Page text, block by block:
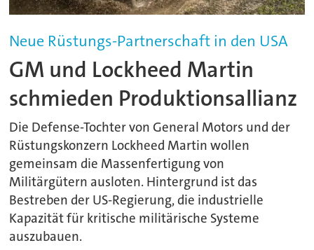
Neue Rüstungs-Partnerschaft in den USA
GM und Lockheed Martin
schmieden Produktionsallianz
Die Defense-Tochter von General Motors und der
Rüstungskonzern Lockheed Martin wollen
gemeinsam die Massenfertigung von
Militärgütern ausloten. Hintergrund ist das
Bestreben der US-Regierung, die industrielle
Kapazität für kritische militärische Systeme
auszubauen.